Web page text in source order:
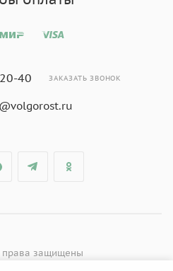
40 ЗАКАЗАТЬ ЗВОНОК
права защищены